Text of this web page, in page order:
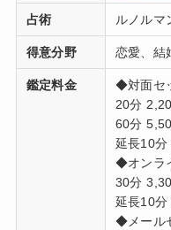
占術 ルノルマ
得意分野 恋愛、結
鑑定料金
◆対面セ
20分
60分
延長10分
◆オンラ
30分
延長10分
◆メール